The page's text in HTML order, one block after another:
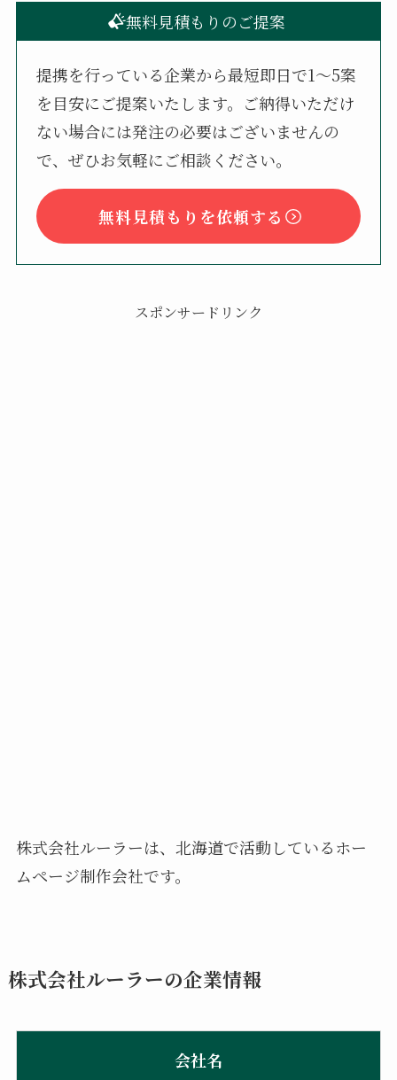
無料見積もりのご提案
提携を行っている企業から最短即日で1〜5案
を目安にご提案いたします。ご納得いただけ
ない場合には発注の必要はございませんの
で、ぜひお気軽にご相談ください。
無料見積もりを依頼する
スポンサードリンク
株式会社ルーラーは、北海道で活動しているホー
ムページ制作会社です。
株式会社ルーラーの企業情報
会社名